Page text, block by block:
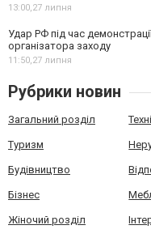
13:00,27 липня
Удар РФ під час
організатора заходу
11:50,27 липня
Рубрики новин
Загальний розділ
Туризм
Будівництво
Бізнес
Жіночий розділ